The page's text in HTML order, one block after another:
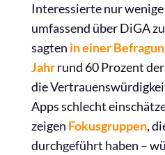
Interessierte nur
umfassend über DiGA
sagten in einer
Jahrrund 60 Prozent
die
Apps schlecht
zeigen Fokusgruppen,
durchgeführt haben –